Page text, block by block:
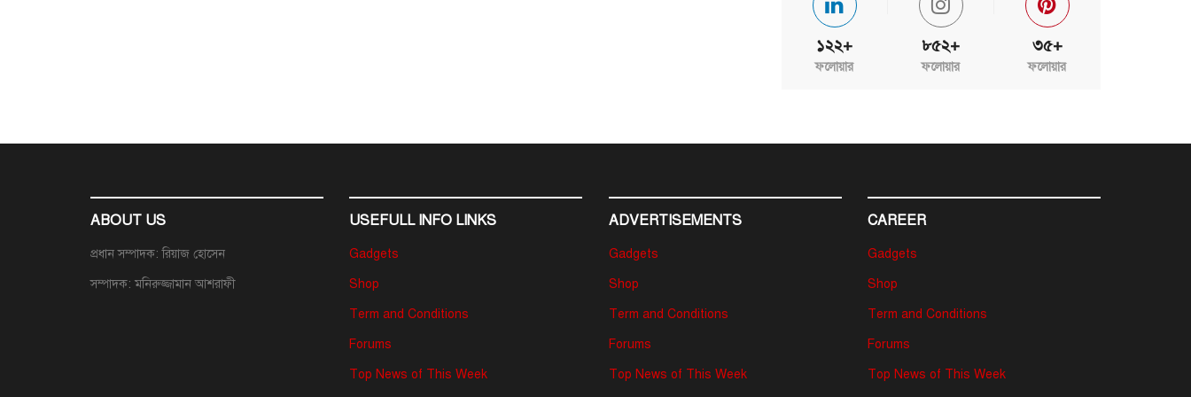
১২২+
ফলোয়ার
৮৫২+
ফলোয়ার
৩৫+
ফলোয়ার
ABOUT US
প্রধান সম্পাদক: রিয়াজ হোসেন
সম্পাদক: মনিরুজ্জামান আশরাফী
USEFULL INFO LINKS
Gadgets
Shop
Term and Conditions
Forums
Top News of This Week
ADVERTISEMENTS
Gadgets
Shop
Term and Conditions
Forums
Top News of This Week
CAREER
Gadgets
Shop
Term and Conditions
Forums
Top News of This Week